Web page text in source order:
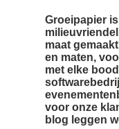
Groeipapier
maat
en maten,
met elke
voor onze
blog leggen